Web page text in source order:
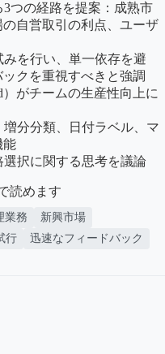
3つの経路を提案：成熟市
自営取引の利点、ユーザ
を行い、単一依存を避
クを重視すべきと強調
がチームの生産性向上に
分分類、日付ラベル、マ
能
択に関する思考を議論
読めます
業務
新興市場
行 迅速なフィードバック